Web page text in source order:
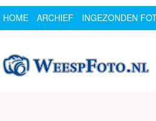
HOME ARCHIEF INGEZONDEN